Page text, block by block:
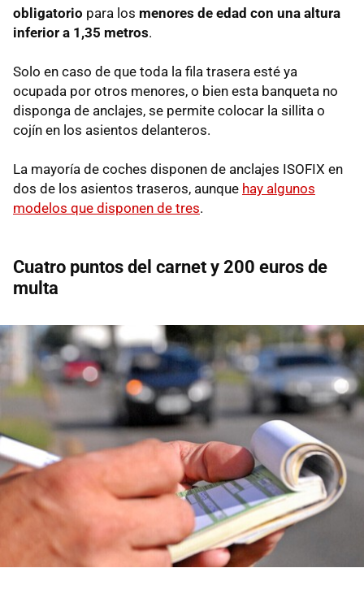
obligatorio para los menores de edad con una altura
inferior a 1,35 metros.
Solo en caso de que toda la fila trasera esté ya
ocupada por otros menores, o bien esta banqueta no
disponga de anclajes, se permite colocar la sillita o
cojín en los asientos delanteros.
La mayoría de coches disponen de anclajes ISOFIX en
dos de los asientos traseros, aunque hay algunos
modelos que disponen de tres.
Cuatro puntos del carnet y 200 euros de
multa